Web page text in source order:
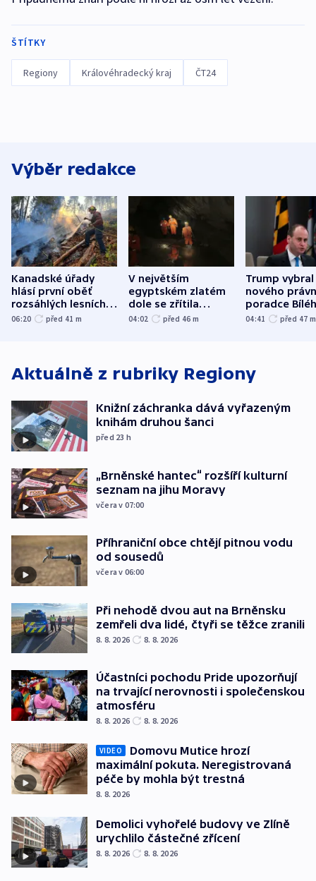
ŠTÍTKY
Regiony Královéhradecký kraj ČT24
Výběr redakce
Kanadské úřady
hlásí první oběť
rozsáhlých lesních
požárů
06:20 před 41 m
V největším
egyptském zlatém
dole se zřítila
hornina, jeden
04:02 před 46 m
Trump vybral
nového
poradce
domu
04:41 před 47 m
Aktuálně z rubriky Regiony
Knižní záchranka dává vyřazeným
knihám druhou šanci
před 23 h
„Brněnské hantec“ rozšíří kulturní
seznam na jihu Moravy
včera v 07:00
Příhraniční obce chtějí pitnou vodu
od sousedů
včera v 06:00
Při nehodě dvou aut na Brněnsku
zemřeli dva lidé, čtyři se těžce zranili
8. 8. 2026 8. 8. 2026
Účastníci pochodu Pride upozorňují
na trvající nerovnosti i společenskou
atmosféru
8. 8. 2026 8. 8. 2026
VIDEO
Domovu Mutice hrozí
maximální pokuta. Neregistrovaná
péče by mohla být trestná
8. 8. 2026
Demolici vyhořelé budovy ve Zlíně
urychlilo částečné zřícení
8. 8. 2026 8. 8. 2026